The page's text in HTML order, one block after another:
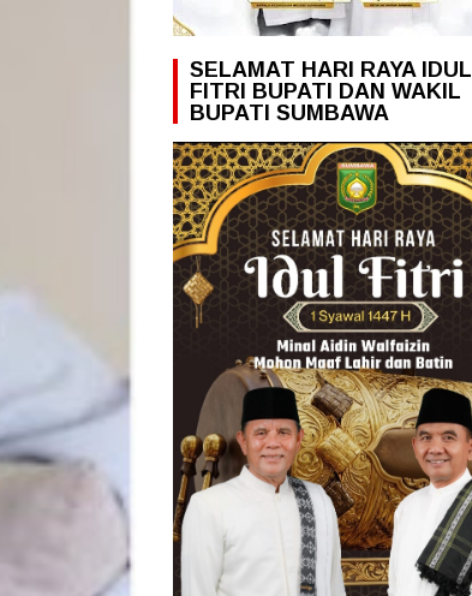
SELAMAT HARI RAYA IDUL
FITRI BUPATI DAN WAKIL
BUPATI SUMBAWA